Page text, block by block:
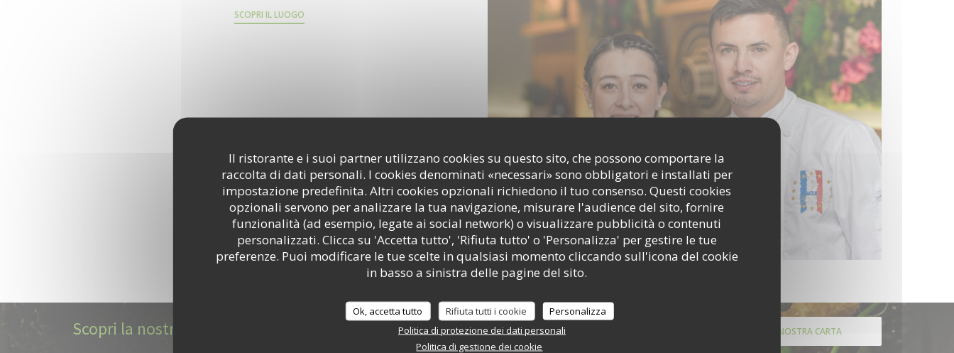
Il ristorante e i suoi partner utilizzano cookies su questo sito, che possono comportare la
raccolta di dati personali. I cookies denominati «necessari» sono obbligatori e installati per
impostazione predefinita. Altri cookies opzionali richiedono il tuo consenso. Questi cookies
opzionali servono per analizzare la tua navigazione, misurare l'audience del sito, fornire
funzionalità (ad esempio, legate ai social network) o visualizzare pubblicità o contenuti
personalizzati. Clicca su 'Accetta tutto', 'Rifiuta tutto' o 'Personalizza' per gestire le tue
preferenze. Puoi modificare le tue scelte in qualsiasi momento cliccando sull'icona del cookie
in basso a sinistra delle pagine del sito.
Ok, accetta tutto Rifiuta tutti i cookie
Personalizza
Politica di protezione dei dati personali
Politica di gestione dei cookie
SCOPRI IL LUOGO
Scopri la nostra carta SCOPRI LA NOSTRA CARTA